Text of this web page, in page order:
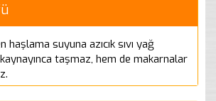
haşlama suyuna azıcık sıvı yağ
taşmaz, hem de makarnalar